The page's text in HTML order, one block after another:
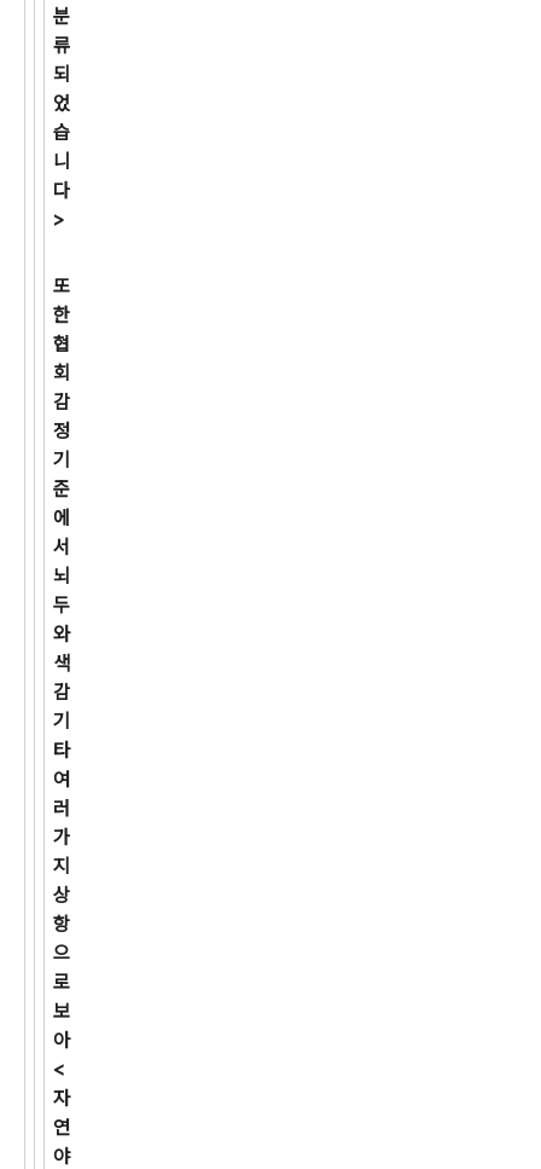
분
류
되
었
습
니
다
>
또
한
협
회
감
정
기
준
에
서
뇌
두
와
색
감
기
타
여
러
가
지
상
항
으
로
보
아
<
자
연
야